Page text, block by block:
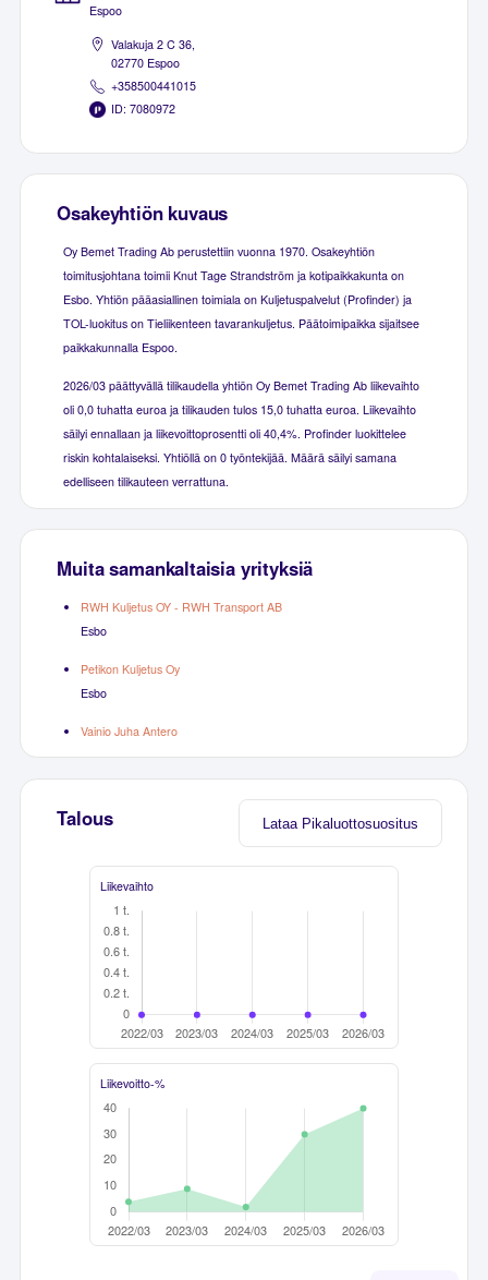
Espoo
Valakuja 2 C 36,
02770 Espoo
+358500441015
ID: 7080972
Osakeyhtiön kuvaus
Oy Bemet Trading Ab perustettiin vuonna 1970. Osakeyhtiön
toimitusjohtana toimii Knut Tage Strandström ja kotipaikkakunta on
Esbo. Yhtiön pääasiallinen toimiala on Kuljetuspalvelut (Profinder) ja
TOL-luokitus on Tieliikenteen tavarankuljetus. Päätoimipaikka sijaitsee
paikkakunnalla Espoo.
2026/03 päättyvällä tilikaudella yhtiön Oy Bemet Trading Ab liikevaihto
oli 0,0 tuhatta euroa ja tilikauden tulos 15,0 tuhatta euroa. Liikevaihto
säilyi ennallaan ja liikevoittoprosentti oli 40,4%. Profinder luokittelee
riskin kohtalaiseksi. Yhtiöllä on 0 työntekijää. Määrä säilyi samana
edelliseen tilikauteen verrattuna.
Muita samankaltaisia yrityksiä
RWH Kuljetus OY - RWH Transport AB
Esbo
Petikon Kuljetus Oy
Esbo
Vainio Juha Antero
Lataa Pikaluottosuositus
Talous
Liikevaihto
Liikevoitto-%